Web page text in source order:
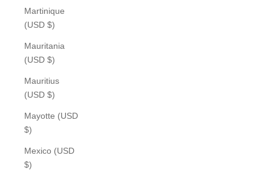
Martinique
(USD $)
Mauritania
(USD $)
Mauritius
(USD $)
Mayotte (USD
$)
Mexico (USD
$)